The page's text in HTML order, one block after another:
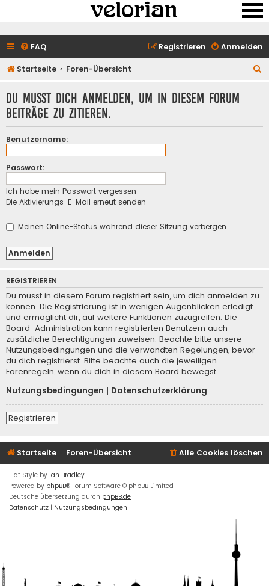
FAQ Anmelden
Registrieren
Startseite Foren-Übersicht
Du musst dich anmelden, um in diesem Forum
Beiträge zu zitieren.
Benutzername:
Passwort:
Ich habe mein Passwort vergessen
Die Aktivierungs-E-Mail erneut senden
Meinen Online-Status während dieser Sitzung verbergen
REGISTRIEREN
Du musst in diesem Forum registriert sein, um dich anmelden zu
können. Die Registrierung ist in wenigen Augenblicken erledigt
und ermöglicht dir, auf weitere Funktionen zuzugreifen. Die
Board-Administration kann registrierten Benutzern auch
zusätzliche Berechtigungen zuweisen. Beachte bitte unsere
Nutzungsbedingungen und die verwandten Regelungen, bevor
du dich registrierst. Bitte beachte auch die jeweiligen
Forenregeln, wenn du dich in diesem Board bewegst.
Nutzungsbedingungen | Datenschutzerklärung
Registrieren
Startseite Foren-Übersicht Alle Cookies löschen
Flat Style by Ian Bradley
Powered by phpBB® Forum Software © phpBB Limited
Deutsche Übersetzung durch phpBB.de
Datenschutz | Nutzungsbedingungen